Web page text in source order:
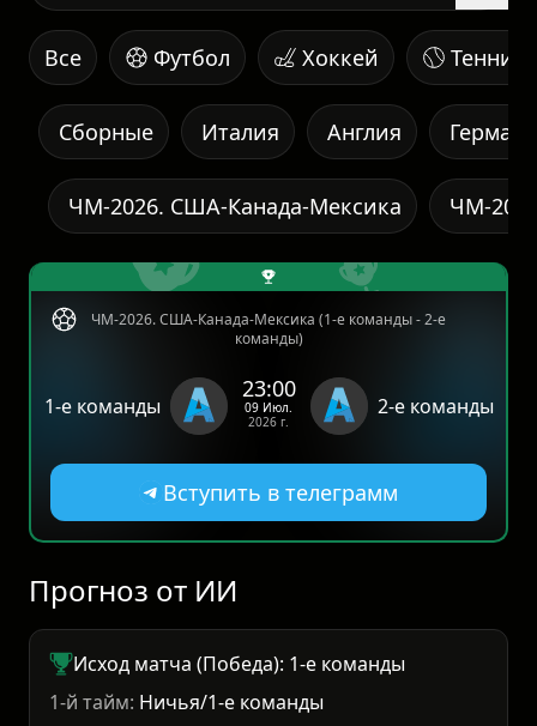
Все Футбол Хоккей Теннис
Италия
Сборные Англия
ЧМ-2026. США-Канада-Мексика ЧМ-
ЧМ-2026. США-Канада-Мексика (1-е команды - 2-е
команды)
1-е команды
23:00
09 Июл.
2026 г.
2-е команды
Вступить в телеграмм
Прогноз от ИИ
Исход матча (Победа): 1-е команды
1-й тайм: Ничья/1-е команды